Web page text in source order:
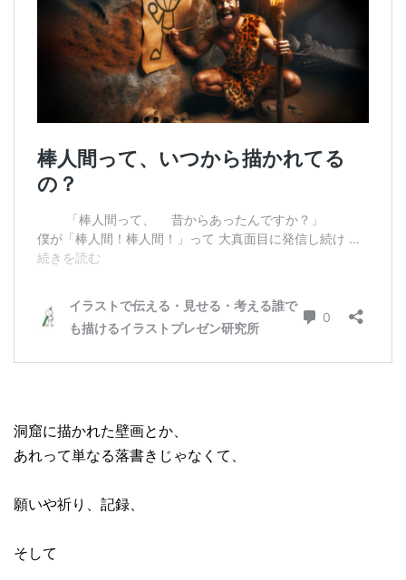
洞窟に描かれた壁画とか、
あれって単なる落書きじゃなくて、
願いや祈り、記録、
そして